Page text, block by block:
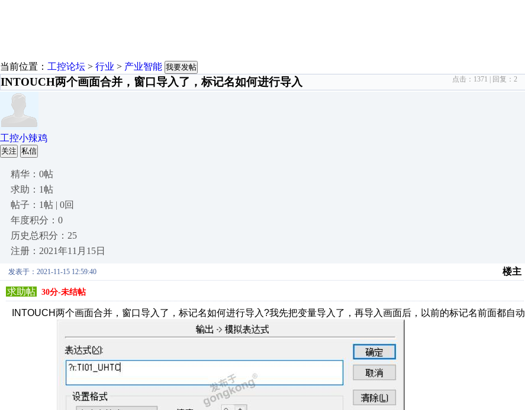
当前位置： 工控论坛 > 行业 > 产业智能 我要发帖
INTOUCH两个画面合并，窗口导入了，标记名如何进行导入 点击： 1371 | 回复： 2
工控小辣鸡
关注 私信
精华：0帖
求助：1帖
帖子：1帖 | 0回
年度积分：0
历史总积分：25
注册：2021年11月15日
发表于：2021-11-15 12:59:40
楼主
求助帖
30分-未结帖
INTOUCH两个画面合并，窗口导入了，标记名如何进行导入?我先把变量导入了，再导入画面后，以前的标记名前面都自动